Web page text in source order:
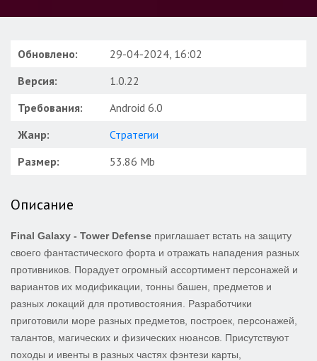
Обновлено:
29-04-2024, 16:02
Версия:
1.0.22
Требования:
Android 6.0
Жанр:
Стратегии
Размер:
53.86 Mb
Описание
Final Galaxy - Tower Defense приглашает встать на защиту
своего фантастического форта и отражать нападения разных
противников. Порадует огромный ассортимент персонажей и
вариантов их модификации, тонны башен, предметов и
разных локаций для противостояния. Разработчики
приготовили море разных предметов, построек, персонажей,
талантов, магических и физических нюансов. Присутствуют
походы и ивенты в разных частях фэнтези карты,